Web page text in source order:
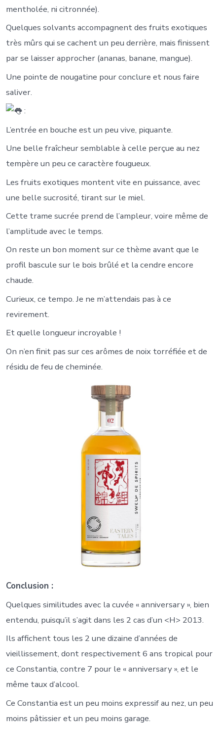
mentholée, ni citronnée).
Quelques solvants accompagnent des fruits exotiques
très mûrs qui se cachent un peu derrière, mais finissent
par se laisser approcher (ananas, banane, mangue).
Une pointe de nougatine pour conclure et nous faire
saliver.
:
L’entrée en bouche est un peu vive, piquante.
Une belle fraîcheur semblable à celle perçue au nez
tempère un peu ce caractère fougueux.
Les fruits exotiques montent vite en puissance, avec
une belle sucrosité, tirant sur le miel.
Cette trame sucrée prend de l’ampleur, voire même de
l’amplitude avec le temps.
On reste un bon moment sur ce thème avant que le
profil bascule sur le bois brûlé et la cendre encore
chaude.
Curieux, ce tempo. Je ne m’attendais pas à ce
revirement.
Et quelle longueur incroyable !
On n’en finit pas sur ces arômes de noix torréfiée et de
résidu de feu de cheminée.
Conclusion :
Quelques similitudes avec la cuvée « anniversary », bien
entendu, puisqu’il s’agit dans les 2 cas d’un <H> 2013.
Ils affichent tous les 2 une dizaine d’années de
vieillissement, dont respectivement 6 ans tropical pour
ce Constantia, contre 7 pour le « anniversary », et le
même taux d’alcool.
Ce Constantia est un peu moins expressif au nez, un peu
moins pâtissier et un peu moins garage.